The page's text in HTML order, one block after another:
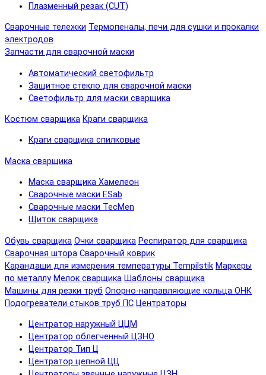
Плазменный резак (CUT)
Сварочные тележки Термопеналы, печи для сушки и прокалки
электродов
Запчасти для сварочной маски
Автоматический светофильтр
Защитное стекло для сварочной маски
Светофильтр для маски сварщика
Костюм сварщика Краги сварщика
Краги сварщика спилковые
Маска сварщика
Маска сварщика Хамелеон
Сварочные маски ESab
Сварочные маски TecMen
Щиток сварщика
Обувь сварщика Очки сварщика Респиратор для сварщика
Сварочная штора Сварочный коврик
Карандаши для измерения температуры Tempilstik Маркеры
по металлу Мелок сварщика Шаблоны сварщика
Машины для резки труб Опорно-направляющие кольца ОНК
Подогреватели стыков труб ПС Центраторы
Центратор наружный ЦЦМ
Центратор облегченный ЦЗНО
Центратор Тип Ц
Центратор цепной ЦЦ